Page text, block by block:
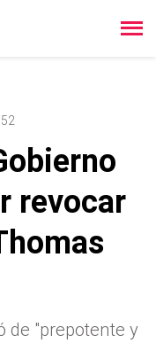
revocar
de "prepotente y